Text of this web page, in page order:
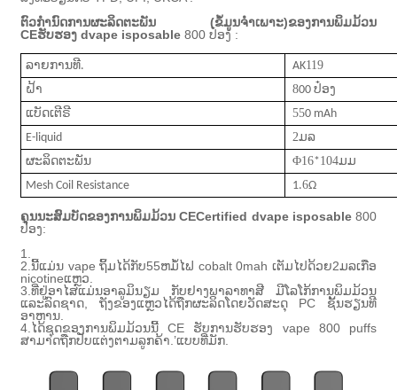
ຕົວກໍານົດການຜະລິດຕະພັນ (ຂໍ້ມູນຈໍາເພາະ)ຂອງການພິມມ້ວນ
CEຮັບຮອງ dvape isposable 800 ປ໋ອງ :
ລາຍ​ການ​ທີ. AK119
ຝ້າ
800 ປ໋ອງ
ແບັດເຕີຣີ
550 mAh
E-liquid
2ມລ
ຜະລິດຕະພັນ
Φ16*104ມມ
Mesh Coil Resistance
1.6Ω
ຄຸນນະສົມບັດຂອງການພິມມ້ວນ CECertified dvape isposable 800
ປ໋ອງ:
1.
2.ນີ້ແມ່ນ vape ຖິ້ມໄດ້ກັບ55ຫມໍ້ໄຟ cobalt 0mah ເຕັມໄປດ້ວຍ2ມລເກືອ
nicotineແຫຼວ.
3.ທີ່ຢູ່ອາໄສແມ່ນອາລູມິນຽມ ກັບຢາງພາລາທາສີ
ມີໂລໂກ້ການພິມມ້ວນ
ແລະລົດຊາດ,
ຖັງຂອງແຫຼວໄດ້ຖືກຜະລິດໂດຍວັດສະດຸ PC ຊັ້ນຮຽນທີ
ອາຫານ.
4.ໄດ້ຊຸດຂອງການພິມມ້ວນນີ້ CE ຮັບການຮັບຮອງ vape 800 puffs
ສາມາດຖືກປັບແຕ່ງຕາມລູກຄ້າ.’ແບບທີ່ມັກ.